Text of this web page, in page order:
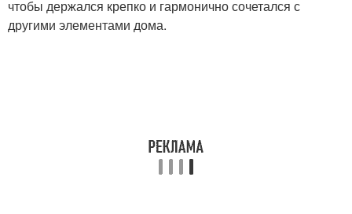
чтобы держался крепко и гармонично сочетался с
другими элементами дома.